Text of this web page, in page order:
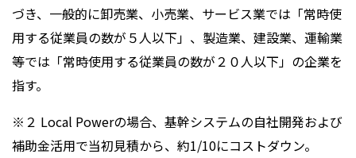
づき、一般的に卸売業、小売業、サービス業では「常時使
用する従業員の数が５人以下」、製造業、建設業、運輸業
等では「常時使用する従業員の数が２０人以下」の企業を
指す。
※２ Local Powerの場合、基幹システムの自社開発および
補助金活用で当初見積から、約1/10にコストダウン。